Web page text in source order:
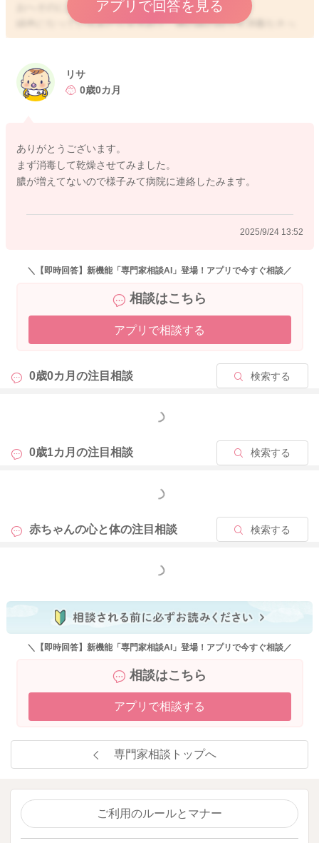
おへそのにおいは気になるでしょうか？
緑色になっているあたりを含めて、臍の緒の回りを消毒なさっ
てみてください。
ただけたらと思います。
アプリで回答を見る
リサ
0歳0カ月
ありがとうございます。
まず消毒して乾燥させてみました。
膿が増えてないので様子みて病院に連絡したみます。
2025/9/24 13:52
＼【即時回答】新機能「専門家相談AI」登場！アプリで今すぐ相談／
相談はこちら
アプリで相談する
0歳0カ月の注目相談 検索する
もっと見る
0歳1カ月の注目相談 検索する
もっと見る
赤ちゃんの心と体の注目相談 検索する
もっと見る
＼【即時回答】新機能「専門家相談AI」登場！アプリで今すぐ相談／
相談はこちら
アプリで相談する
専門家相談トップへ
ご利用のルールとマナー